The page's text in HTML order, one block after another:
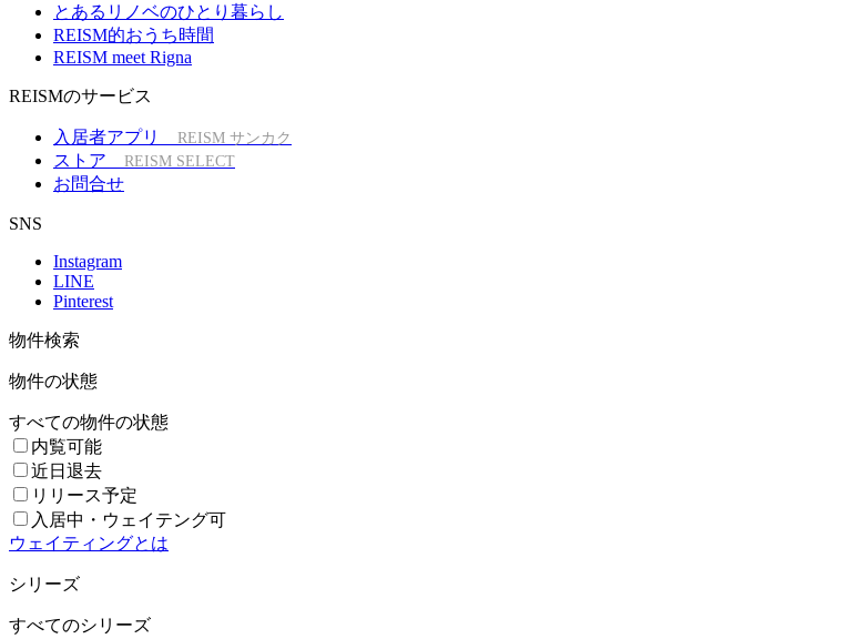
とあるリノベのひとり暮らし
REISM的おうち時間
REISM meet Rigna
REISMのサービス
入居者アプリ REISM サンカク
ストア REISM SELECT
お問合せ
SNS
Instagram
LINE
Pinterest
物件検索
物件の状態
すべての物件の状態
内覧可能
近日退去
リリース予定
入居中・ウェイテング可
ウェイティングとは
シリーズ
すべてのシリーズ